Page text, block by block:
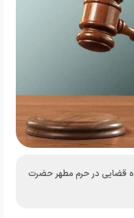
قضایی در حرم مطهر حضرت